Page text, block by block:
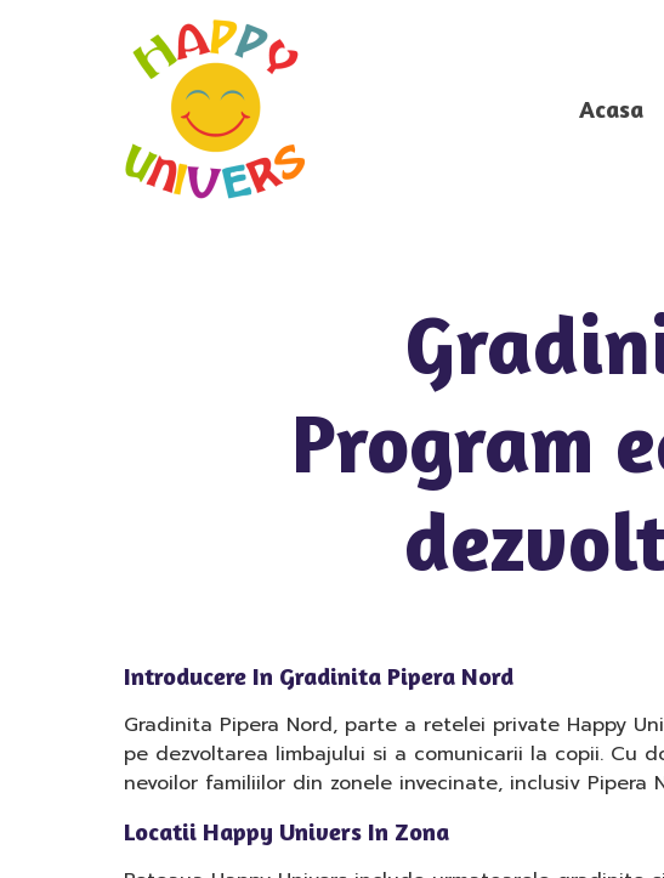
Acasa
Program
Introducere In Gradinita Pipera Nord
Gradinita Pipera Nord, parte a retelei private Happy
pe dezvoltarea limbajului si a comunicarii la copii. Cu
nevoilor familiilor din zonele invecinate, inclusiv Pipera
Locatii Happy Univers In Zona